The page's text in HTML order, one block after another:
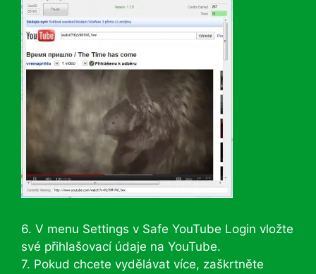
6. V menu Settings v Safe YouTube Login vložte
své přihlašovací údaje na YouTube.
7. Pokud chcete vydělávat více, zaškrtněte